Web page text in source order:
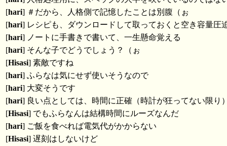
[hari] ＃だから、人格側で記憶したことは別腹（ぉ
[hari] レシピも、ダウンロードして取っておくと空き容量圧
[hari] ノートに手書きで書いて、一生懸命覚える
[hari] そんな子でどうでしょう？（ぉ
[Hisasi] 素敵ですね
[hari] ふらなは気にせず使いそうなので
[hari] 大変そうです
[hari] 良い点としては、時間に正確（時計が狂ってない限り）
[Hisasi] でもふらなんは結構時間にルーズなんだ
[hari] ご飯を食べれば電気代がかからない
[Hisasi] 遅刻はしないけど